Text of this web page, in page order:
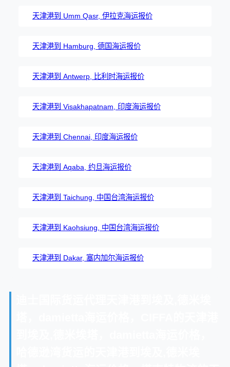
天津港到 Umm Qasr, 伊拉克海运报价
天津港到 Hamburg, 德国海运报价
天津港到 Antwerp, 比利时海运报价
天津港到 Visakhapatnam, 印度海运报价
天津港到 Chennai, 印度海运报价
天津港到 Aqaba, 约旦海运报价
天津港到 Taichung, 中国台湾海运报价
天津港到 Kaohsiung, 中国台湾海运报价
天津港到 Dakar, 塞内加尔海运报价